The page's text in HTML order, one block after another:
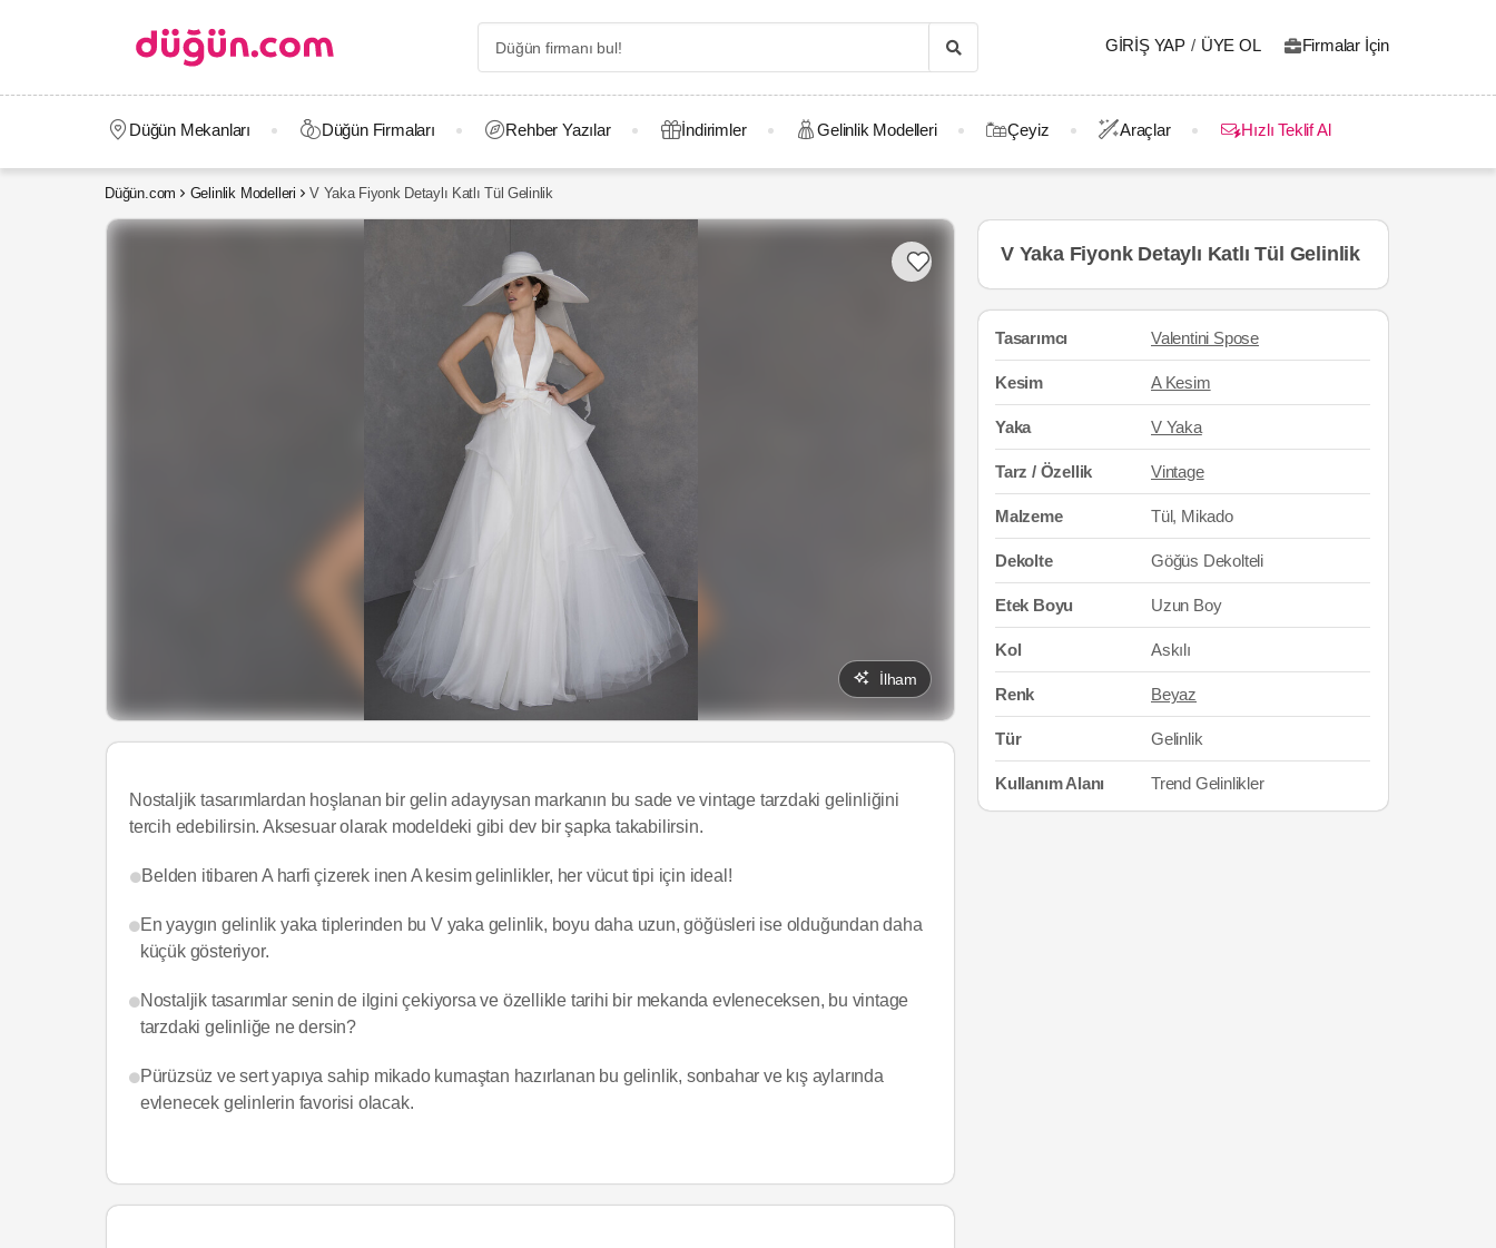
GIRIŞ YAP / ÜYE OL Firmalar İçin
Düğün Mekanları Düğün Firmaları Rehber Yazılar İndirimler Gelinlik Modelleri Çeyiz Araçlar Hızlı Teklif Al
Düğün.com Gelinlik Modelleri V Yaka Fiyonk Detaylı Katlı Tül Gelinlik
İlham
Nostaljik tasarımlardan hoşlanan bir gelin adayıysan markanın bu sade ve vintage tarzdaki gelinliğini
tercih edebilirsin. Aksesuar olarak modeldeki gibi dev bir şapka takabilirsin.
Belden itibaren A harfi çizerek inen A kesim gelinlikler, her vücut tipi için ideal!
En yaygın gelinlik yaka tiplerinden bu V yaka gelinlik, boyu daha uzun, göğüsleri ise olduğundan daha
küçük gösteriyor.
Nostaljik tasarımlar senin de ilgini çekiyorsa ve özellikle tarihi bir mekanda evleneceksen, bu vintage
tarzdaki gelinliğe ne dersin?
Pürüzsüz ve sert yapıya sahip mikado kumaştan hazırlanan bu gelinlik, sonbahar ve kış aylarında
evlenecek gelinlerin favorisi olacak.
V Yaka Fiyonk Detaylı Katlı Tül Gelinlik
Tasarımcı Valentini Spose
Kesim A Kesim
Yaka V Yaka
Tarz / Özellik Vintage
Malzeme Tül, Mikado
Dekolte Göğüs Dekolteli
Etek Boyu Uzun Boy
Kol Askılı
Renk Beyaz
Tür Gelinlik
Kullanım Alanı Trend Gelinlikler